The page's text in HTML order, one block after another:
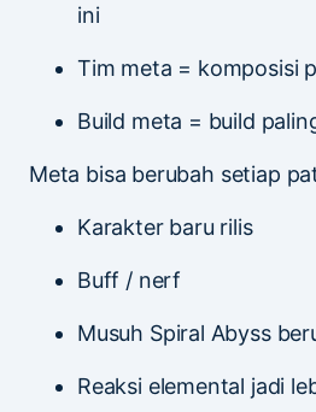
ini
Tim meta = komposisi
Build meta = build
Meta bisa berubah setiap
Karakter baru rilis
Buff / nerf
Musuh Spiral Abyss
Reaksi elemental jadi